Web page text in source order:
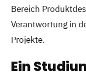
Bereich
Verantwortung in
Projekte.
Ein